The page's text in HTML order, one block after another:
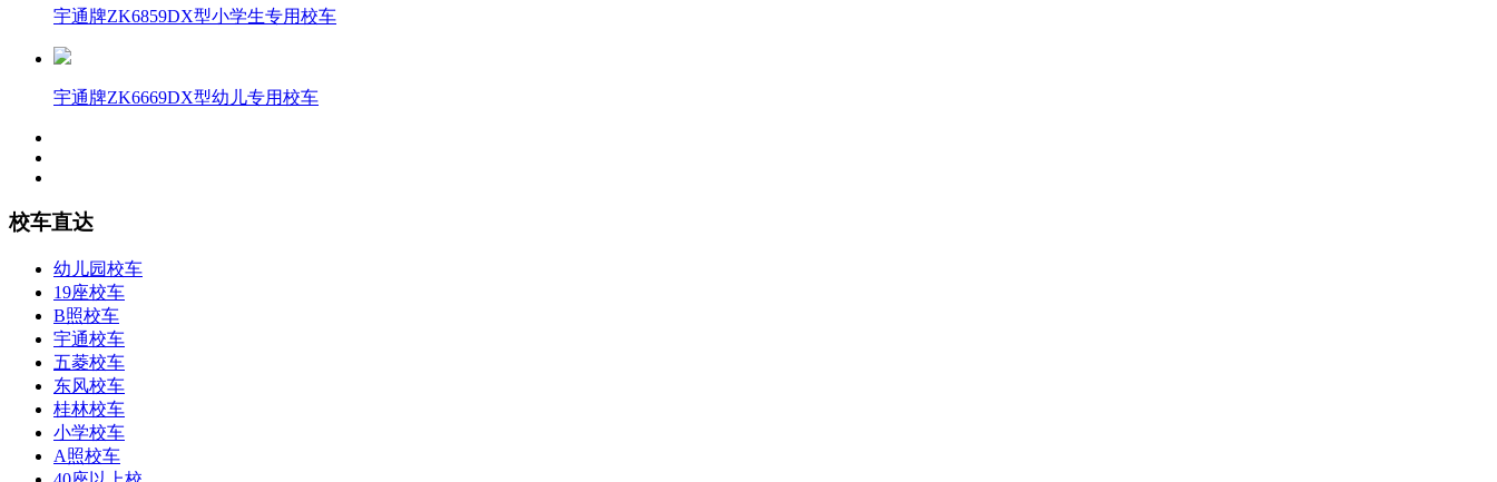
宇通牌ZK6859DX型小学生专用校车
宇通牌ZK6669DX型幼儿专用校车
校车直达
幼儿园校车
19座校车
B照校车
宇通校车
五菱校车
东风校车
桂林校车
小学校车
A照校车